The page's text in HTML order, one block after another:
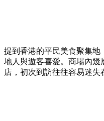
提到香港的平民美食聚集
地人與遊客喜愛。商場內幾
店，初次到訪往往容易迷失